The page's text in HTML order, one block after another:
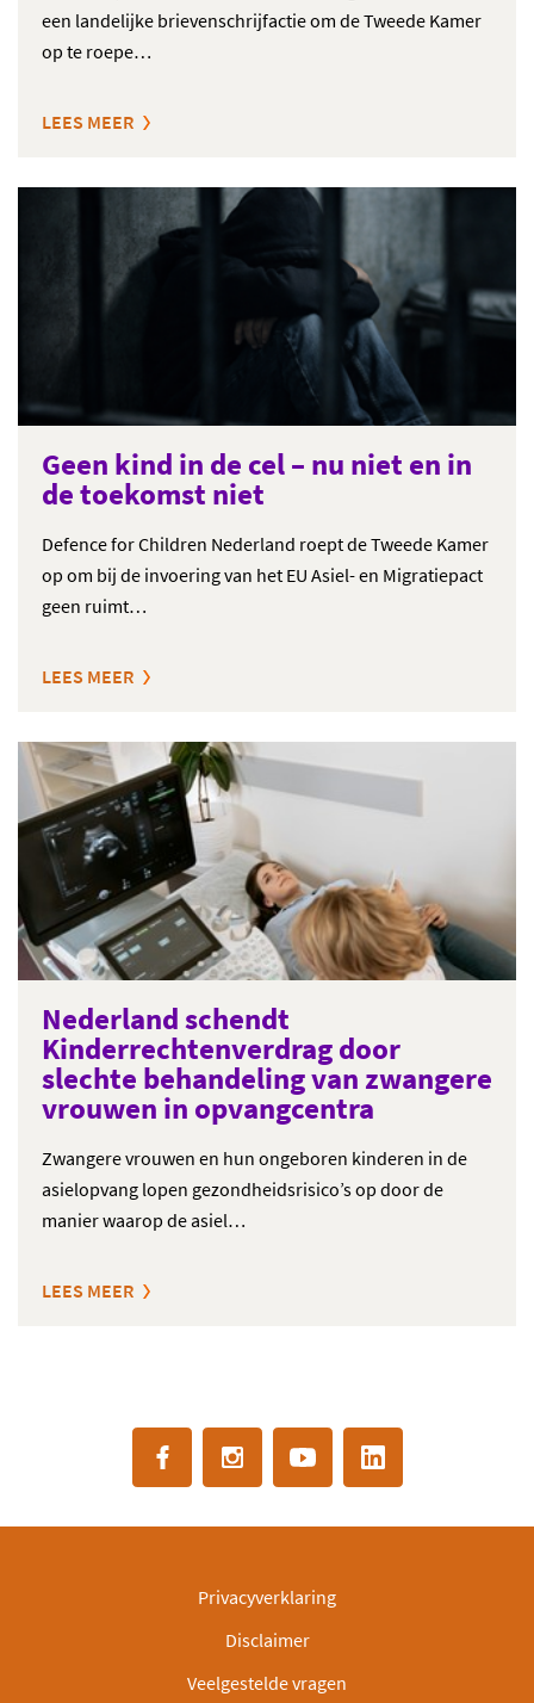
een landelijke brievenschrijfactie om de Tweede Kamer
op te roepe…
LEES MEER
Geen kind in de cel – nu niet en in
de toekomst niet
Defence for Children Nederland roept de Tweede Kamer
op om bij de invoering van het EU Asiel- en Migratiepact
geen ruimt…
LEES MEER
Nederland schendt
Kinderrechtenverdrag door
slechte behandeling van zwangere
vrouwen in opvangcentra
Zwangere vrouwen en hun ongeboren kinderen in de
asielopvang lopen gezondheidsrisico’s op door de
manier waarop de asiel…
LEES MEER
Privacyverklaring
Disclaimer
Veelgestelde vragen